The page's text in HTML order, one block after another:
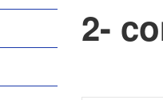
2-